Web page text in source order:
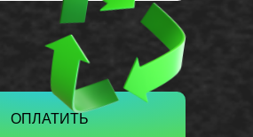
ОПЛАТИТЬ